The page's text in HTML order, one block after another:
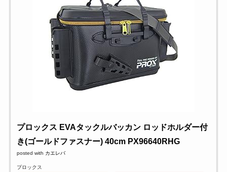
プロックス EVAタックルバッカン ロッドホルダー付
き(ゴールドファスナー) 40cm PX96640RHG
posted with カエレバ
プロックス